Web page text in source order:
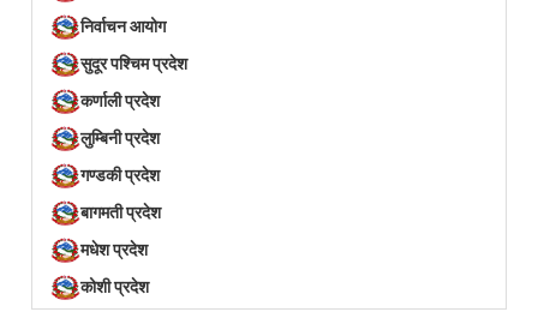
निर्वाचन आयोग
सुदूर पश्चिम प्रदेश
कर्णाली प्रदेश
लुम्बिनी प्रदेश
गण्डकी प्रदेश
बागमती प्रदेश
मधेश प्रदेश
कोशी प्रदेश